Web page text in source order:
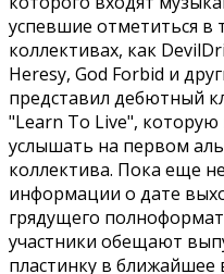
успевшие отметиться в
коллективах, как
Heresy, God Forbid и
представил дебютный
"Learn To Live",
услышать на первом
коллектива. Пока еще
информации о дате
грядущего
участники обещают
пластинку в ближайшее